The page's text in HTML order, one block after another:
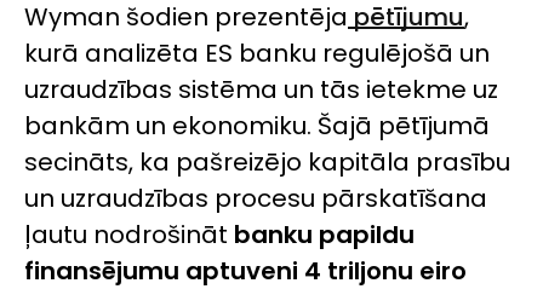
Wyman šodien prezentēja pētījumu,
kurā analizēta ES banku regulējošā un
uzraudzības sistēma un tās ietekme uz
bankām un ekonomiku. Šajā pētījumā
secināts, ka pašreizējo kapitāla prasību
un uzraudzības procesu pārskatīšana
ļautu nodrošināt banku papildu
finansējumu aptuveni 4 triljonu eiro